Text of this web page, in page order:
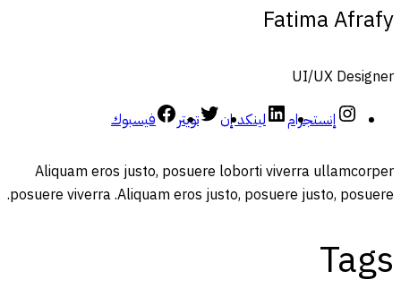
Fatima Afrafy
UI/UX Designer
إنستجرام
لينكد إن تويتر فيسبوك
Aliquam eros justo, posuere loborti viverra ullamcorper
posuere viverra .Aliquam eros justo, posuere justo, posuere.
Tags